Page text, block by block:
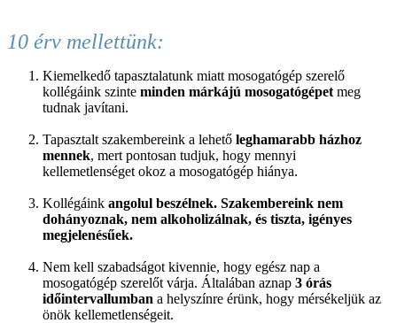
10 érv mellettünk:
Kiemelkedő tapasztalatunk miatt mosogatógép szerelő
kollégáink szinte minden márkájú mosogatógépet meg
tudnak javítani.
Tapasztalt szakembereink a lehető leghamarabb házhoz
mennek, mert pontosan tudjuk, hogy mennyi
kellemetlenséget okoz a mosogatógép hiánya.
Kollégáink angolul beszélnek. Szakembereink nem
dohányoznak, nem alkoholizálnak, és tiszta, igényes
megjelenésűek.
Nem kell szabadságot kivennie, hogy egész nap a
mosogatógép szerelőt várja. Általában aznap 3 órás
időintervallumban a helyszínre érünk, hogy mérsékeljük az
önök kellemetlenségeit.